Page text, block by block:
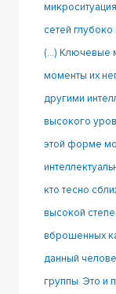
сетей
(…) Ключевые
моменты их
другими
высокого
этой форме
кто тесно
высокой
вброшенных
данный
группы. Это и